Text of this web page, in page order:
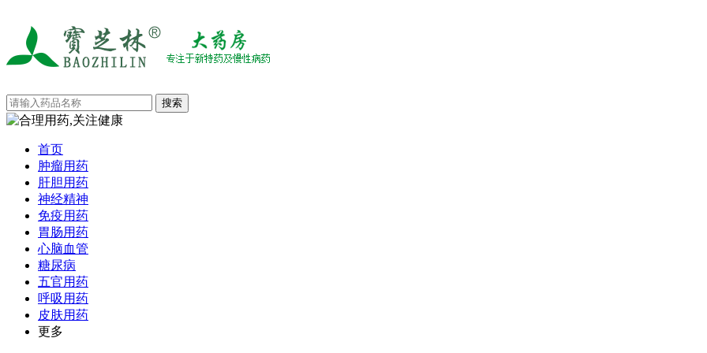
首页
肿瘤用药
肝胆用药
神经精神
免疫用药
胃肠用药
心脑血管
糖尿病
五官用药
呼吸用药
皮肤用药
更多